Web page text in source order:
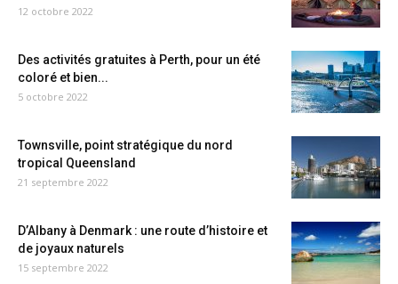
12 octobre 2022
Des activités gratuites à Perth, pour un été
coloré et bien...
5 octobre 2022
Townsville, point stratégique du nord
tropical Queensland
21 septembre 2022
D’Albany à Denmark : une route d’histoire et
de joyaux naturels
15 septembre 2022